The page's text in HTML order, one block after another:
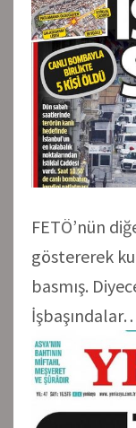
FETÖ’nün
göstererek
basmış.